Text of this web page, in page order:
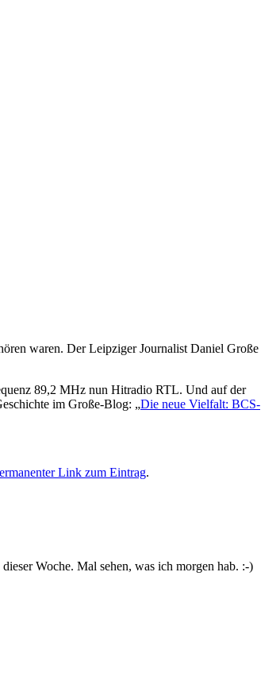
waren. Der Leipziger Journalist Daniel Große
89,2 MHz nun Hitradio RTL. Und auf der
im Große-Blog: „Die neue Vielfalt: BCS-
Link zum Eintrag.
Woche. Mal sehen, was ich morgen hab. :-)